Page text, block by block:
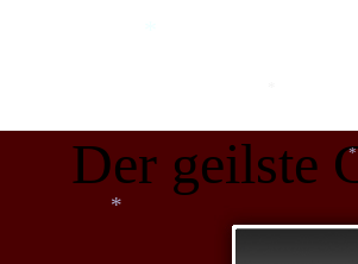
Der geilste
*
*